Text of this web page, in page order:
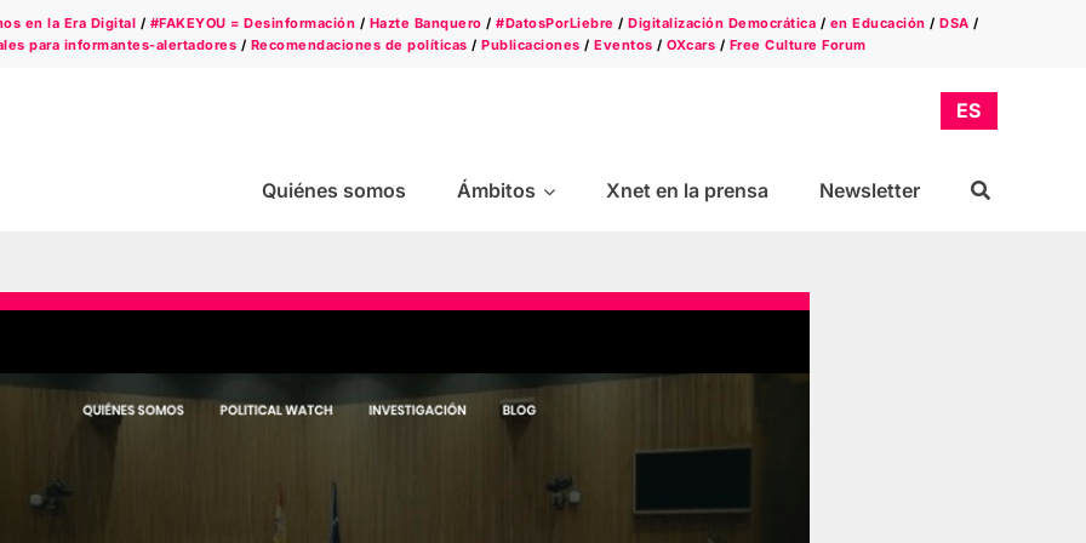
en la Era Digital / #FAKEYOU = Desinformación / Hazte Banquero /#DatosPorLiebre /Digitalización Democrática / en Educación /DSA /
para informantes-alertadores / Recomendaciones de políticas /Publicaciones /Eventos /OXcars / Free Culture Forum
Quiénes somos Ámbitos Xnet en la prensa Newsletter